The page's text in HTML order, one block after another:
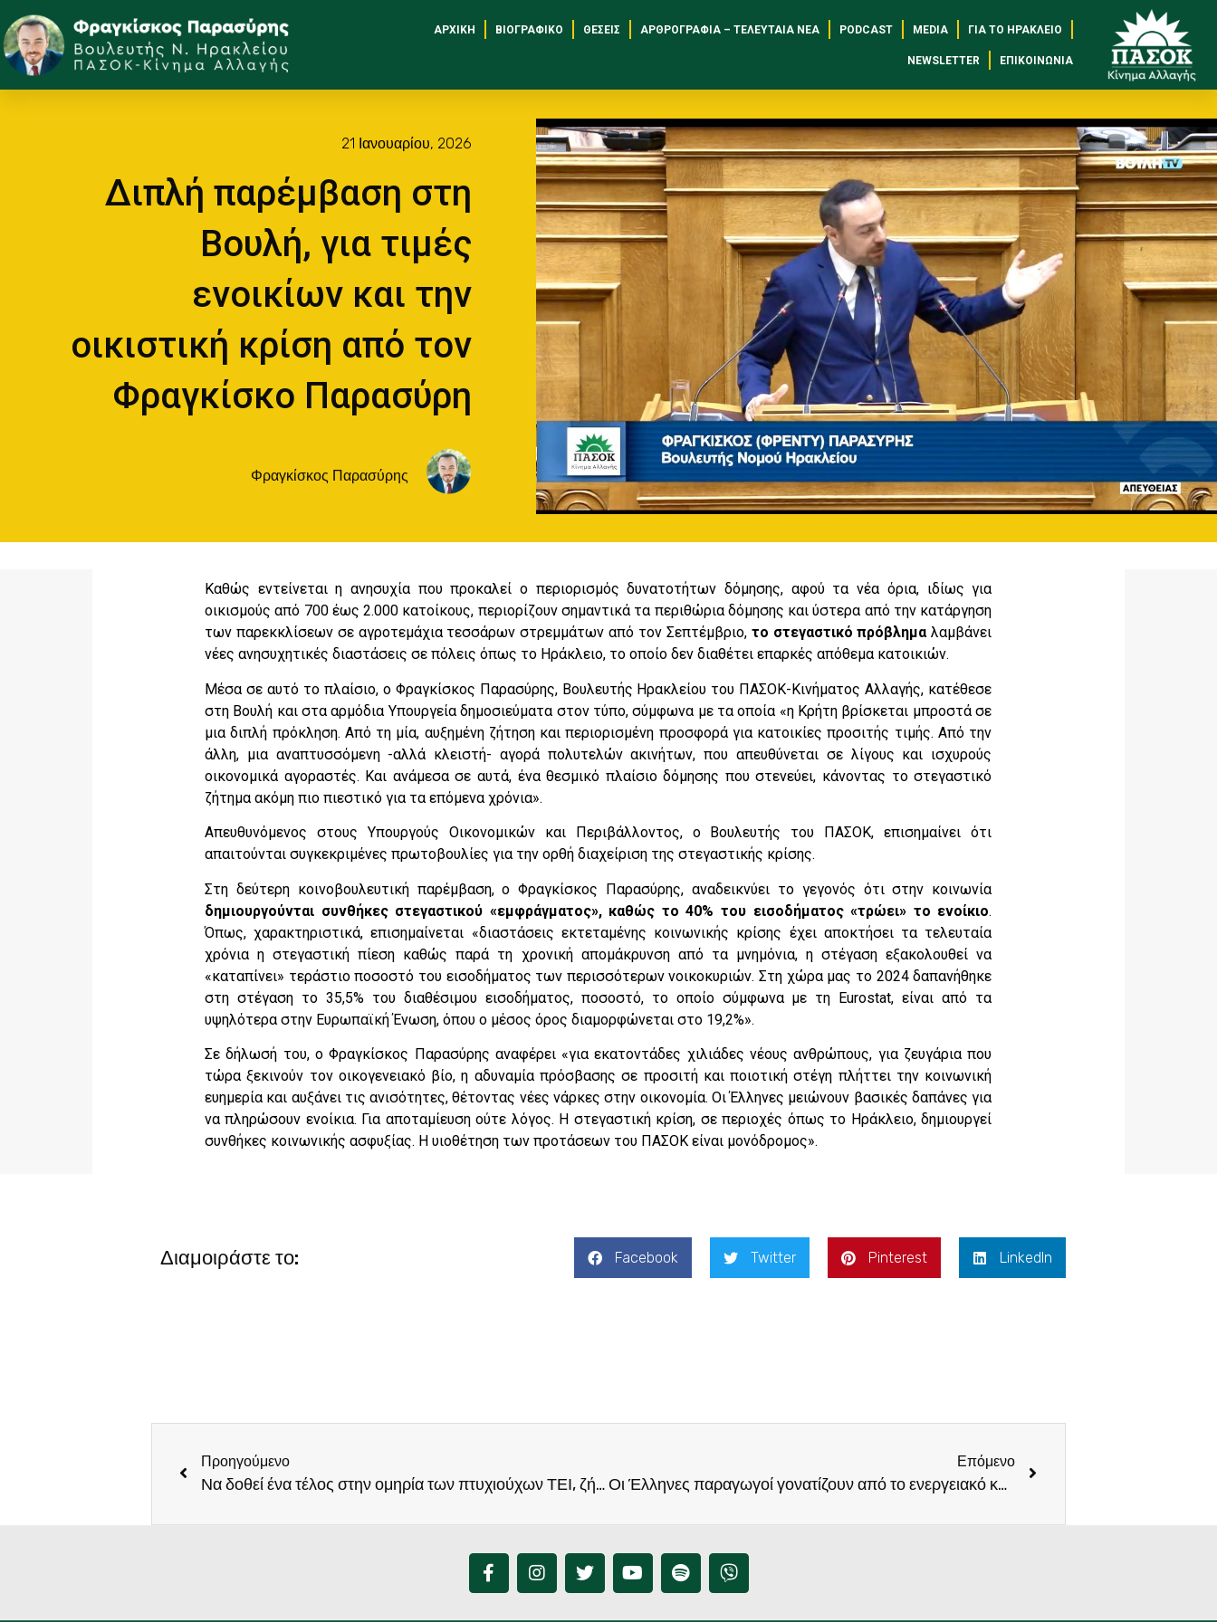
ΑΡΧΙΚΉ ΒΙΟΓΡΑΦΙΚΌ ΘΈΣΕΙΣ ΑΡΘΡΟΓΡΑΦΊΑ – ΤΕΛΕΥΤΑΊΑ ΝΈΑ PODCAST MEDIA ΓΙΑ ΤΟ ΗΡΆΚΛΕΙΟ
NEWSLETTER ΕΠΙΚΟΙΝΩΝΊΑ
21 Ιανουαρίου, 2026
Διπλή παρέμβαση στη
Βουλή, για τιμές
ενοικίων και την
οικιστική κρίση από τον
Φραγκίσκο Παρασύρη
Φραγκίσκος Παρασύρης
Καθώς εντείνεται η ανησυχία που προκαλεί ο περιορισμός δυνατοτήτων δόμησης, αφού τα νέα όρια, ιδίως για
οικισμούς από 700 έως 2.000 κατοίκους, περιορίζουν σημαντικά τα περιθώρια δόμησης και ύστερα από την κατάργηση
των παρεκκλίσεων σε αγροτεμάχια τεσσάρων στρεμμάτων από τον Σεπτέμβριο, το στεγαστικό πρόβλημαλαμβάνει
νέες ανησυχητικές διαστάσεις σε πόλεις όπως το Ηράκλειο, το οποίο δεν διαθέτει επαρκές απόθεμα κατοικιών.
Μέσα σε αυτό το πλαίσιο, ο Φραγκίσκος Παρασύρης, Βουλευτής Ηρακλείου του ΠΑΣΟΚ-Κινήματος Αλλαγής, κατέθεσε
στη Βουλή και στα αρμόδια Υπουργεία δημοσιεύματα στον τύπο, σύμφωνα με τα οποία «η Κρήτη βρίσκεται μπροστά σε
μια διπλή πρόκληση. Από τη μία, αυξημένη ζήτηση και περιορισμένη προσφορά για κατοικίες προσιτής τιμής. Από την
άλλη, μια αναπτυσσόμενη -αλλά κλειστή- αγορά πολυτελών ακινήτων, που απευθύνεται σε λίγους και ισχυρούς
οικονομικά αγοραστές. Και ανάμεσα σε αυτά, ένα θεσμικό πλαίσιο δόμησης που στενεύει, κάνοντας το στεγαστικό
ζήτημα ακόμη πιο πιεστικό για τα επόμενα χρόνια».
Απευθυνόμενος στους Υπουργούς Οικονομικών και Περιβάλλοντος, ο Βουλευτής του ΠΑΣΟΚ, επισημαίνει ότι
απαιτούνται συγκεκριμένες πρωτοβουλίες για την ορθή διαχείριση της στεγαστικής κρίσης.
Στη δεύτερη κοινοβουλευτική παρέμβαση, ο Φραγκίσκος Παρασύρης, αναδεικνύει το γεγονός ότι στην κοινωνία
δημιουργούνται συνθήκες στεγαστικού «εμφράγματος», καθώς το 40% του εισοδήματος «τρώει» το ενοίκιο.
Όπως, χαρακτηριστικά, επισημαίνεται «διαστάσεις εκτεταμένης κοινωνικής κρίσης έχει αποκτήσει τα τελευταία
χρόνια η στεγαστική πίεση καθώς παρά τη χρονική απομάκρυνση από τα μνημόνια, η στέγαση εξακολουθεί να
«καταπίνει» τεράστιο ποσοστό του εισοδήματος των περισσότερων νοικοκυριών. Στη χώρα μας το 2024 δαπανήθηκε
στη στέγαση το 35,5% του διαθέσιμου εισοδήματος, ποσοστό, το οποίο σύμφωνα με τη Eurostat, είναι από τα
υψηλότερα στην Ευρωπαϊκή Ένωση, όπου ο μέσος όρος διαμορφώνεται στο 19,2%».
Σε δήλωσή του, ο Φραγκίσκος Παρασύρης αναφέρει «για εκατοντάδες χιλιάδες νέους ανθρώπους, για ζευγάρια που
τώρα ξεκινούν τον οικογενειακό βίο, η αδυναμία πρόσβασης σε προσιτή και ποιοτική στέγη πλήττει την κοινωνική
ευημερία και αυξάνει τις ανισότητες, θέτοντας νέες νάρκες στην οικονομία. Οι Έλληνες μειώνουν βασικές δαπάνες για
να πληρώσουν ενοίκια. Για αποταμίευση ούτε λόγος. Η στεγαστική κρίση, σε περιοχές όπως το Ηράκλειο, δημιουργεί
συνθήκες κοινωνικής ασφυξίας. Η υιοθέτηση των προτάσεων του ΠΑΣΟΚ είναι μονόδρομος».
Διαμοιράστε το: Facebook Twitter Pinterest LinkedIn
Προηγούμενο
Να δοθεί ένα τέλος στην ομηρία των πτυχιούχων ΤΕΙ, ζήτησε από το Υπουργείο Παιδείας ο Φραγκίσκος Παρασύρης
Επόμενο
Οι Έλληνες παραγωγοί γονατίζουν από το ενεργειακό κόστος – Ομιλία Φραγκίσκου Παρασύρη κατά τη συζήτηση για τη διακομματική επιτροπή για τον πρωτογενή τομέα